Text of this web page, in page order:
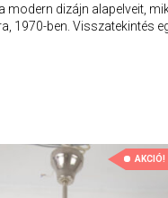
dizájn alapelveit,
1970-ben. Visszatekintés
AKCIÓ!